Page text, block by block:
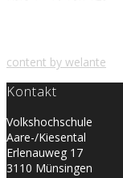
content by welante
Kontakt
Volkshochschule
Aare-/Kiesental
Erlenauweg 17
3110 Münsingen